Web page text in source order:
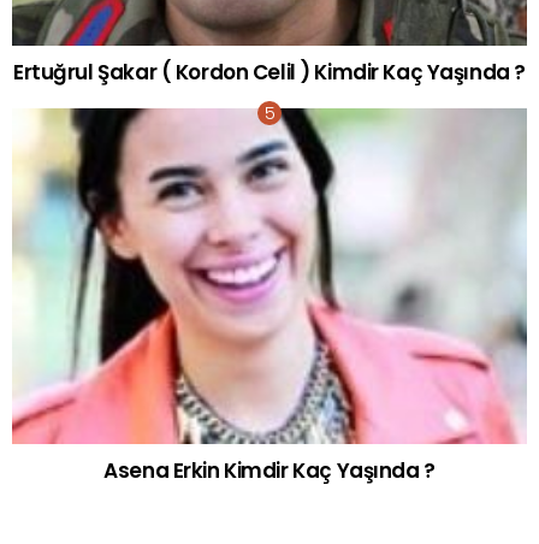
Ertuğrul Şakar ( Kordon Celil ) Kimdir Kaç Yaşında ?
Asena Erkin Kimdir Kaç Yaşında ?